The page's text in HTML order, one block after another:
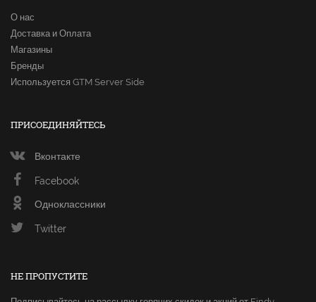
О нас
Доставка и Оплата
Магазины
Бренды
Используется GTM Server Side
ПРИСОЕДИНЯЙТЕСЬ
Вконтакте
Facebook
Одноклассники
Twitter
НЕ ПРОПУСТИТЕ